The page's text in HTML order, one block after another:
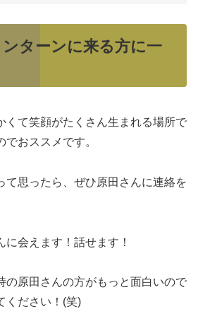
ターンに来る方に一
くて笑顔がたくさん生まれる場所で
おススメです。
て思ったら、ぜひ原田さんに連絡を
会えます！話せます！
の原田さんの方がもっと面白いので
ください！(笑)